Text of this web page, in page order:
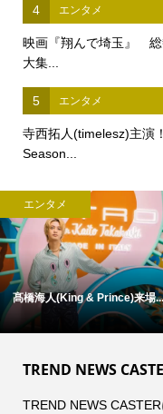
4 エンタメ
映画『翔んで埼玉』 総
大集...
5 エンタメ
寺西拓人(timelesz)主
Season...
エンタメ
髙橋海人(King & Prince)来場...
TREND NEWS
TREND NEWS